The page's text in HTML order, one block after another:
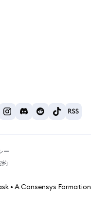
？
は？
ー
約
• A Consensys Formation